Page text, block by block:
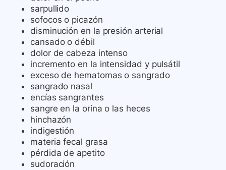
sarpullido
sofocos o picazón
disminución en la presión arterial
cansado o débil
dolor de cabeza intenso
incremento en la intensidad y pulsátil
exceso de hematomas o sangrado
sangrado nasal
encías sangrantes
sangre en la orina o las heces
hinchazón
indigestión
materia fecal grasa
pérdida de apetito
sudoración